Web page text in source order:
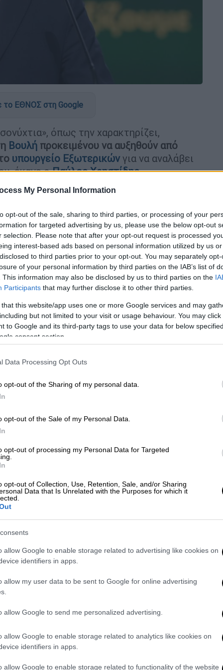
My Personal Information
opt-out of the sale, sharing to third parties, or processing of your
for targeted advertising by us, please use the below opt-out
selection. Please note that after your opt-out request is processed
interest-based ads based on personal information utilized by us
to third parties prior to your opt-out. You may separately
of your personal information by third parties on the IAB’s list of
This information may also be disclosed by us to third parties on the
Participants that may further disclose it to other third parties.
that this website/app uses one or more Google services and may
but not limited to your visit or usage behaviour. You may
to Google and its third-party tags to use your data for below
consent section.
Data Processing Opt Outs
opt-out of the Sharing of my personal data.
opt-out of the Sale of my Personal Data.
opt-out of processing my Personal Data for Targeted
opt-out of Collection, Use, Retention, Sale, and/or Sharing
Data that Is Unrelated with the Purposes for which it
allow Google to enable storage related to advertising like cookies on
identifiers in apps.
allow my user data to be sent to Google for online advertising
allow Google to send me personalized advertising.
allow Google to enable storage related to analytics like cookies on
identifiers in apps.
allow Google to enable storage related to functionality of the website
το ΕΘΝΟΣ στη Google
όπως την χαρακτηρίζει,
Βουλή προκειμένου να αυξηθούν από
υπουργείο Εξωτερικώνγια να αναλάβει
έκανε οΠαύλος Χρηστίδης.
της κάλπης- Ζεσταίνονται
Πολάκης και Δούρου ζητούν
θα ορκιστεί για να αναλάβει το
στο Υπουργείο Εξωτερικών ο κ.
κώλυμα: Σύμφωνα με τον νόμο για το
μπορεί να έχει περισσότερες από
Υπουργών και Υφυπουργών. Οι θέσεις
να είναι παραπάνω από μία σε κάθε
νόμος, όμως, είναι ήδη καλυμμένες από
και τον Χάρη Θεοχάρη.